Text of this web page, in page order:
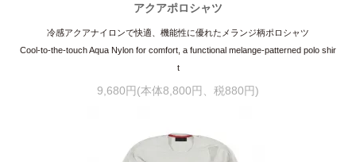
アクアポロシャツ
冷感アクアナイロンで快適、機能性に優れたメランジ柄ポロシャツ
Cool-to-the-touch Aqua Nylon for comfort, a functional melange-patterned polo shir
t
9,680円(本体8,800円、税880円)